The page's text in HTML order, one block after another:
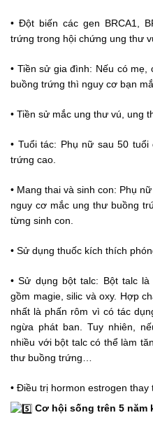
• Đột biến các gen BRCA1,
trứng trong hội chứng ung thư
• Tiền sử gia đình: Nếu có
buồng trứng thì nguy cơ bạn
• Tiền sử mắc ung thư vú, ung
• Tuổi tác: Phụ nữ sau 50
trứng cao.
• Mang thai và sinh con: Phụ
nguy cơ mắc ung thư buồng
từng sinh con.
• Sử dụng thuốc kích thích
• Sử dụng bột talc: Bột talc
gồm magie, silic và oxy. Hợp
nhất là phấn rôm vì có tác
ngừa phát ban. Tuy nhiên,
nhiều với bột talc có thể làm
thư buồng trứng…
• Điều trị hormon estrogen thay
Cơ hội sống trên 5